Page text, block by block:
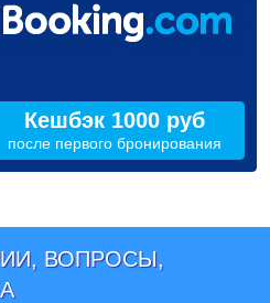
Кешбэк 1000 руб
после первого бронирования
ВОПРОСЫ,